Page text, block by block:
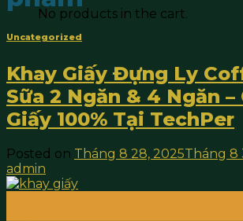
No products in the cart.
Uncategorized
Khay Giấy Đựng Ly
Sữa 2 Ngăn & 4 Ngăn
Giấy 100% Tại TechPer
Posted on Tháng 8 28, 2025Tháng 8
admin